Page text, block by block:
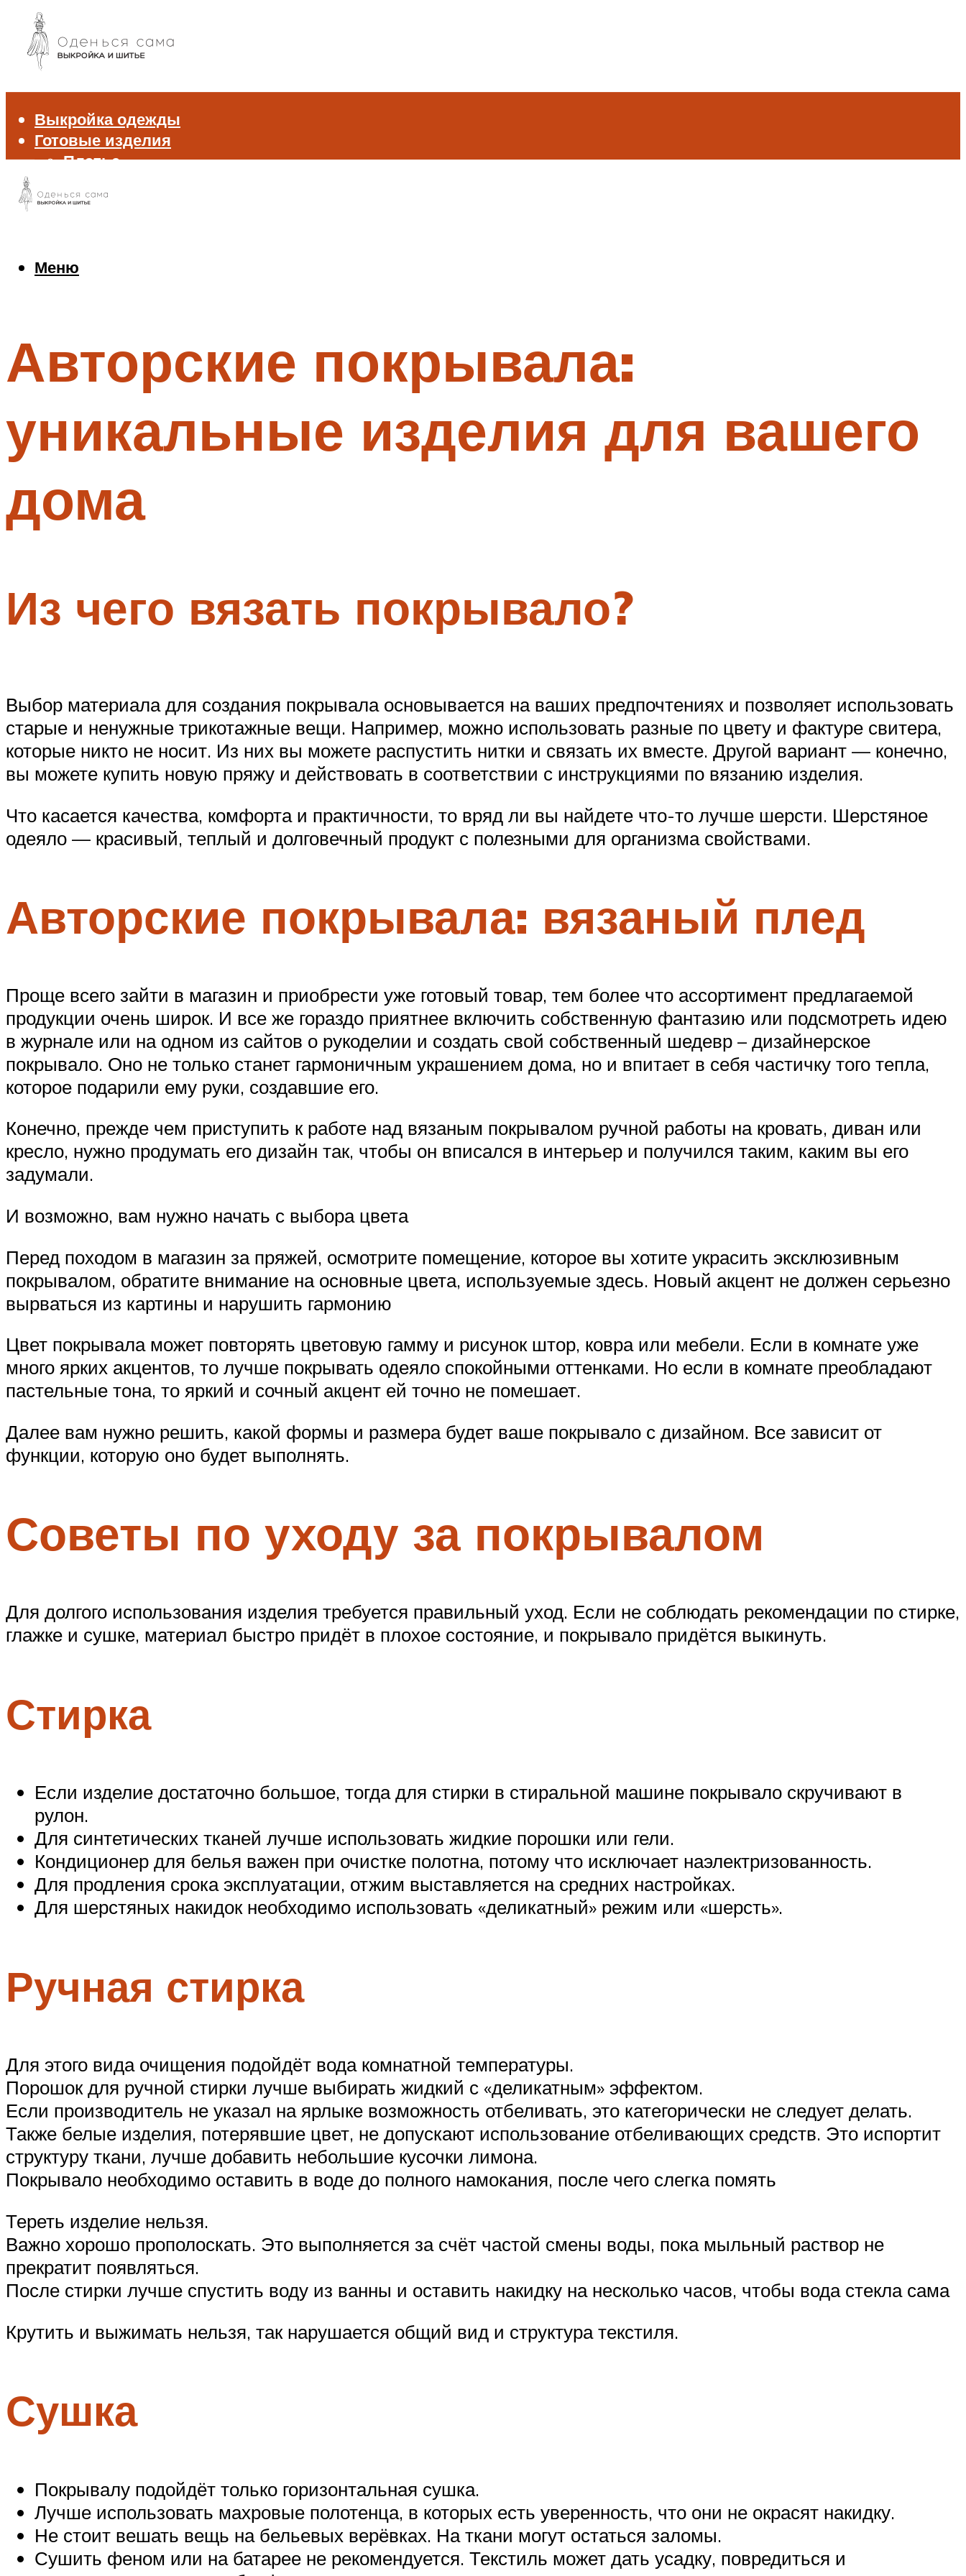
Выкройка одежды
Готовые изделия
Платье
Блуза и рубашка
Джемпер и свитер
Меню
Меню
Авторские покрывала:
уникальные изделия для вашего
дома
Из чего вязать покрывало?
Выбор материала для создания покрывала основывается на ваших предпочтениях и позволяет использовать
старые и ненужные трикотажные вещи. Например, можно использовать разные по цвету и фактуре свитера,
которые никто не носит. Из них вы можете распустить нитки и связать их вместе. Другой вариант — конечно,
вы можете купить новую пряжу и действовать в соответствии с инструкциями по вязанию изделия.
Что касается качества, комфорта и практичности, то вряд ли вы найдете что-то лучше шерсти. Шерстяное
одеяло — красивый, теплый и долговечный продукт с полезными для организма свойствами.
Авторские покрывала: вязаный плед
Проще всего зайти в магазин и приобрести уже готовый товар, тем более что ассортимент предлагаемой
продукции очень широк. И все же гораздо приятнее включить собственную фантазию или подсмотреть идею
в журнале или на одном из сайтов о рукоделии и создать свой собственный шедевр – дизайнерское
покрывало. Оно не только станет гармоничным украшением дома, но и впитает в себя частичку того тепла,
которое подарили ему руки, создавшие его.
Конечно, прежде чем приступить к работе над вязаным покрывалом ручной работы на кровать, диван или
кресло, нужно продумать его дизайн так, чтобы он вписался в интерьер и получился таким, каким вы его
задумали.
И возможно, вам нужно начать с выбора цвета
Перед походом в магазин за пряжей, осмотрите помещение, которое вы хотите украсить эксклюзивным
покрывалом, обратите внимание на основные цвета, используемые здесь. Новый акцент не должен серьезно
вырваться из картины и нарушить гармонию
Цвет покрывала может повторять цветовую гамму и рисунок штор, ковра или мебели. Если в комнате уже
много ярких акцентов, то лучше покрывать одеяло спокойными оттенками. Но если в комнате преобладают
пастельные тона, то яркий и сочный акцент ей точно не помешает.
Далее вам нужно решить, какой формы и размера будет ваше покрывало с дизайном. Все зависит от
функции, которую оно будет выполнять.
Советы по уходу за покрывалом
Для долгого использования изделия требуется правильный уход. Если не соблюдать рекомендации по стирке,
глажке и сушке, материал быстро придёт в плохое состояние, и покрывало придётся выкинуть.
Стирка
Если изделие достаточно большое, тогда для стирки в стиральной машине покрывало скручивают в
рулон.
Для синтетических тканей лучше использовать жидкие порошки или гели.
Кондиционер для белья важен при очистке полотна, потому что исключает наэлектризованность.
Для продления срока эксплуатации, отжим выставляется на средних настройках.
Для шерстяных накидок необходимо использовать «деликатный» режим или «шерсть».
Ручная стирка
Для этого вида очищения подойдёт вода комнатной температуры.
Порошок для ручной стирки лучше выбирать жидкий с «деликатным» эффектом.
Если производитель не указал на ярлыке возможность отбеливать, это категорически не следует делать.
Также белые изделия, потерявшие цвет, не допускают использование отбеливающих средств. Это испортит
структуру ткани, лучше добавить небольшие кусочки лимона.
Покрывало необходимо оставить в воде до полного намокания, после чего слегка помять
Тереть изделие нельзя.
Важно хорошо прополоскать. Это выполняется за счёт частой смены воды, пока мыльный раствор не
прекратит появляться.
После стирки лучше спустить воду из ванны и оставить накидку на несколько часов, чтобы вода стекла сама
Крутить и выжимать нельзя, так нарушается общий вид и структура текстиля.
Сушка
Покрывалу подойдёт только горизонтальная сушка.
Лучше использовать махровые полотенца, в которых есть уверенность, что они не окрасят накидку.
Не стоит вешать вещь на бельевых верёвках. На ткани могут остаться заломы.
Сушить феном или на батарее не рекомендуется. Текстиль может дать усадку, повредиться и